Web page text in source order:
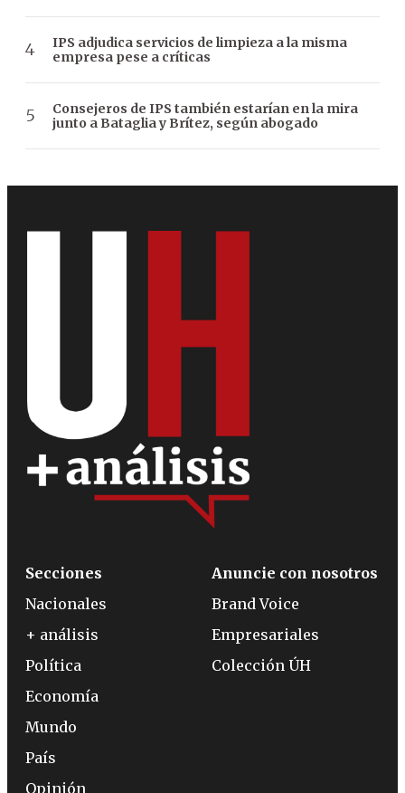
IPS adjudica servicios de limpieza a la misma
empresa pese a críticas
Consejeros de IPS también estarían en la mira
junto a Bataglia y Brítez, según abogado
Secciones
Nacionales
+ análisis
Política
Economía
Mundo
País
Opinión
Anuncie con nosotros
Brand Voice
Empresariales
Colección ÚH